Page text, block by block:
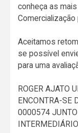
conheça as
Aceitamos
se possível
para uma
ROGER AJATO
ENCONTRA-SE
0000574 JUNTO